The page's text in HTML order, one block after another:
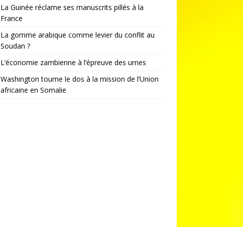
La Guinée réclame ses manuscrits pillés à la
France
La gomme arabique comme levier du conflit au
Soudan ?
L’économie zambienne à l’épreuve des urnes
Washington tourne le dos à la mission de l’Union
africaine en Somalie